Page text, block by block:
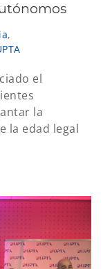
,
el
la
la edad legal